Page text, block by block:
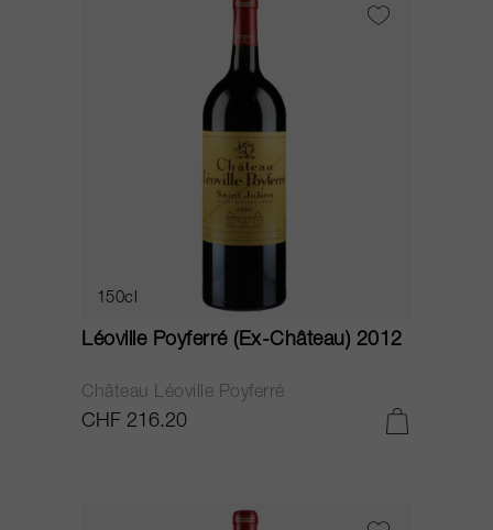
150cl
Léoville Poyferré (Ex-Château) 2012
Château Léoville Poyferré
CHF 216.20